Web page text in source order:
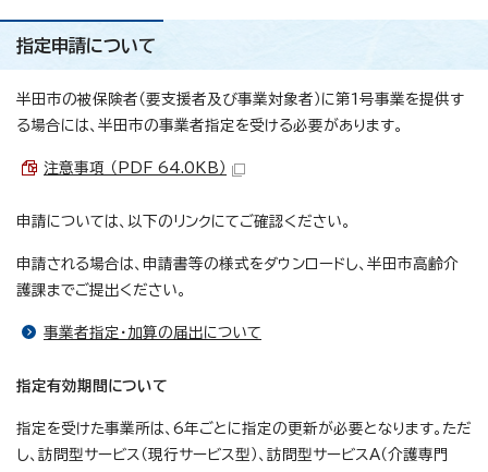
指定申請について
半田市の被保険者（要支援者及び事業対象者）に第1号事業を提供す
る場合には、半田市の事業者指定を受ける必要があります。
注意事項 （PDF 64.0KB）
申請については、以下のリンクにてご確認ください。
申請される場合は、申請書等の様式をダウンロードし、半田市高齢介
護課までご提出ください。
事業者指定・加算の届出について
指定有効期間について
指定を受けた事業所は、6年ごとに指定の更新が必要となります。ただ
し、訪問型サービス（現行サービス型）、訪問型サービスA（介護専門